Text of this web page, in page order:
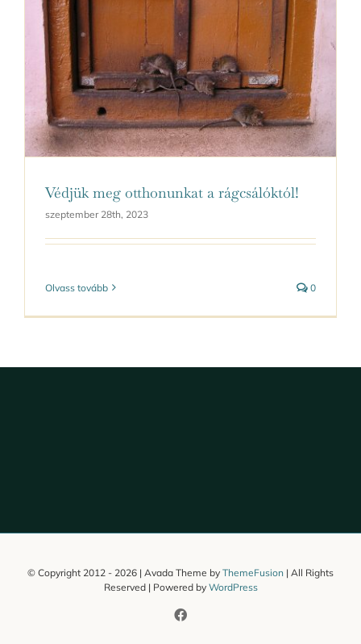
Védjük meg otthonunkat a rágcsálóktól!
szeptember 28th, 2023
Olvass tovább 0
© Copyright 2012 - 2026 | Avada Theme by ThemeFusion | All Rights
Reserved | Powered by WordPress
Facebook